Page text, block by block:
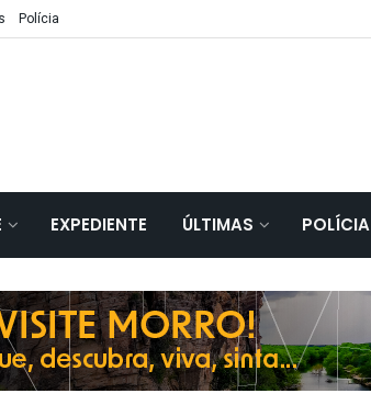
Polícia
EXPEDIENTE ÚLTIMAS POLÍCIA